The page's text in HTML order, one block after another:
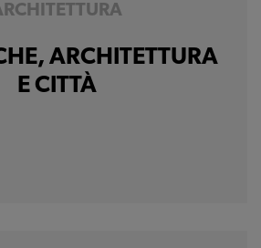
ARCHITETTURA
E CITTÀ